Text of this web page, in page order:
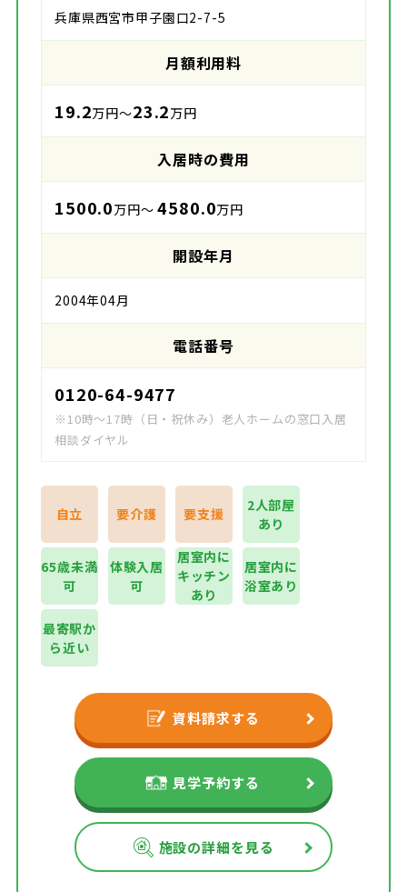
兵庫県西宮市甲子園口2-7-5
月額利用料
19.2万円～23.2万円
入居時の費用
1500.0万円～4580.0万円
開設年月
2004年04月
電話番号
0120-64-9477
※10時～17時（日・祝休み）老人ホームの窓口入居
相談ダイヤル
自立 要介護 要支援
2人部屋
あり
65歳未満
可
体験入居
可
居室内に
キッチン
あり
居室内に
浴室あり
最寄駅か
ら近い
資料請求する
見学予約する
施設の詳細を見る